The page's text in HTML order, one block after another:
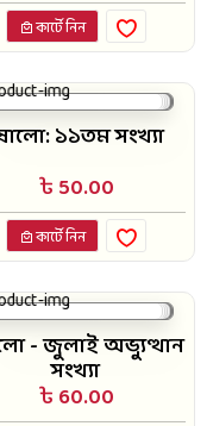
কার্টে নিন
১১তম সংখ্যা
৳ 50.00
কার্টে নিন
- জুলাই অভ্যুত্থান
সংখ্যা
৳ 60.00